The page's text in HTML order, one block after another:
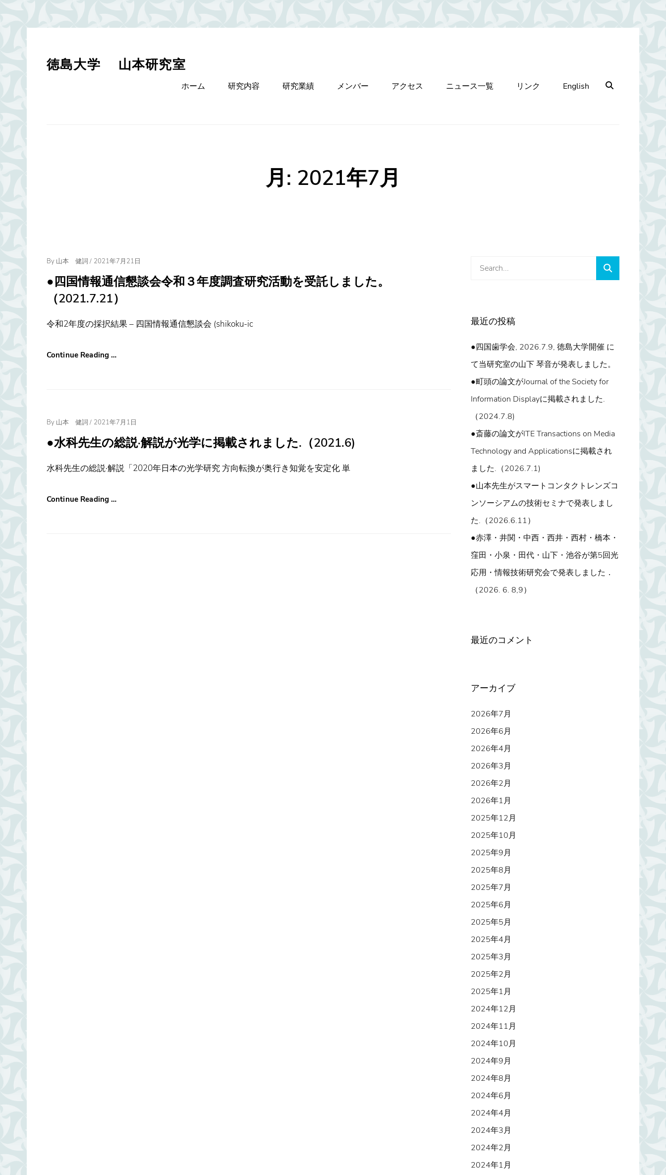
content徳島大学 山本研究室
ホーム 研究内容 研究業績 メンバー アクセス ニュース一覧 リンク English
月: 2021年7月
By 山本 健詞 / Posted
2021年7月21日
●四国情報通信懇談会令和３年度調査研究活動を受託しました。
（2021.7.21）
令和2年度の採択結果 – 四国情報通信懇談会 (shikoku-ic
Continue Reading …
By 山本 健詞 / Posted
2021年7月1日
●水科先生の総説·解説が光学に掲載されました.（2021.6)
水科先生の総説·解説「2020年日本の光学研究 方向転換が奥行き知覚を安定化 単
Continue Reading …
最近の投稿
●四国歯学会, 2026.7.9, 徳島大学開催 に
て当研究室の山下 琴音が発表しました。
●町頭の論文がJournal of the Society for
Information Displayに掲載されました.
（2024.7.8)
●斎藤の論文がITE Transactions on Media
Technology and Applicationsに掲載され
ました.（2026.7.1)
●山本先生がスマートコンタクトレンズコ
ンソーシアムの技術セミナで発表しまし
た.（2026.6.11）
●赤澤・井関・中西・西井・西村・橋本・
窪田・小泉・田代・山下・池谷が第5回光
応用・情報技術研究会で発表しました．
（2026. 6. 8,9）
最近のコメント
アーカイブ
2026年7月
2026年6月
2026年4月
2026年3月
2026年2月
2026年1月
2025年12月
2025年10月
2025年9月
2025年8月
2025年7月
2025年6月
2025年5月
2025年4月
2025年3月
2025年2月
2025年1月
2024年12月
2024年11月
2024年10月
2024年9月
2024年8月
2024年6月
2024年4月
2024年3月
2024年2月
2024年1月